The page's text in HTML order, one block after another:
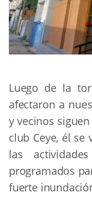
Luego de la
afectaron a
y vecinos
club Ceye, él
las
programados
fuerte